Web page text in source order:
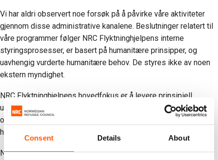
Consent Details About
Vi har aldri observert noe forsøk på å påvirke våre aktiviteter
gjennom disse administrative kanalene. Beslutninger relatert til
våre programmer følger NRC Flyktninghjelpens interne
styringsprosesser, er basert på humanitære prinsipper, og
uavhengig vurderte humanitære behov. De styres ikke av noen
ekstern myndighet.
NRC Flyktninghjelpens hovedfokus er å levere prinsipiell,
upartisk humanitær bistand til sivile i Gaza som fortsatt
opplever prekære utfordringer. Vi vil fortsette å opprettholde
høy etisk standard i alt vårt arbeid.
NRC Flyktninghjelpen har aldri blitt påvirket eller kontrollert av